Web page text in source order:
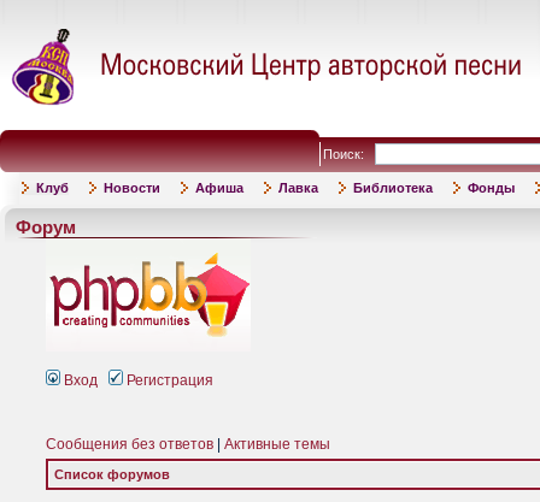
Поиск:
Клуб Новости Афиша Лавка Библиотека Фонды
Форум
Вход Регистрация
Сообщения без ответов Активные темы
Список форумов